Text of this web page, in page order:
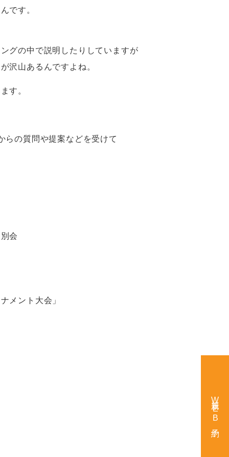
新規WEB予約
です。
グの中で説明したりしていますが
沢山あるんですよね。
す。
らの質問や提案などを受けて
会
メント大会」